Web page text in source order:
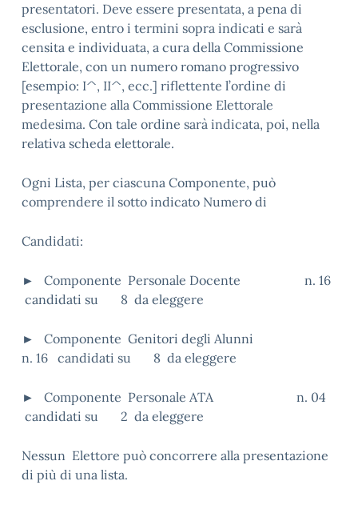
presentatori. Deve essere presentata, a pena di
esclusione, entro i termini sopra indicati e sarà
censita e individuata, a cura della Commissione
Elettorale, con un numero romano progressivo
[esempio: I^, II^, ecc.] riflettente l’ordine di
presentazione alla Commissione Elettorale
medesima. Con tale ordine sarà indicata, poi, nella
relativa scheda elettorale.
Ogni Lista, per ciascuna Componente, può
comprendere il sotto indicato Numero di
Candidati:
► Componente Personale Docente n. 16
candidati su 8 da eleggere
► Componente Genitori degli Alunni
n. 16 candidati su 8 da eleggere
► Componente Personale ATA n. 04
candidati su 2 da eleggere
Nessun Elettore può concorrere alla presentazione
di più di una lista.